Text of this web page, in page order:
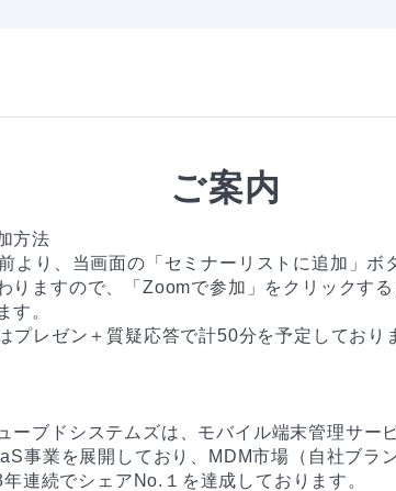
ご案内
方法
より、当画面の「セミナーリストに追加」ボ
りますので、「Zoomで参加」をクリックす
す。
プレゼン＋質疑応答で計50分を予定しており
ーブドシステムズは、モバイル端末管理サー
事業を展開しており、MDM市場（自社ブラ
連続でシェアNo.１を達成しております。